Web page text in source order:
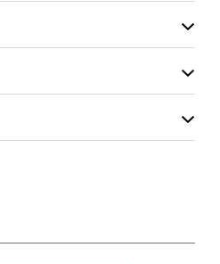
krysantemum
Senter Sandvika